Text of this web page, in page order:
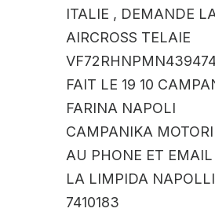
ITALIE , DEMANDE
AIRCROSS TELAIE
FAIT LE 19 10
FARINA NAPOLI
CAMPANIKA
AU PHONE ET EMAIL
LA LIMPIDA
7410183